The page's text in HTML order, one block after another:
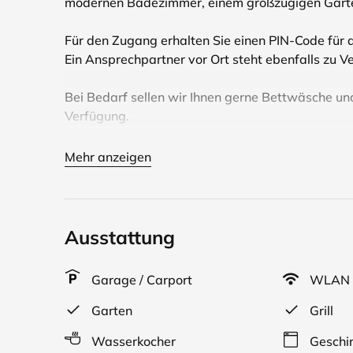
Für den Zugang erhalten Sie einen PIN-Code für
Ein Ansprechpartner vor Ort steht ebenfalls zu
Bei Bedarf sellen wir Ihnen gerne Bettwäsche
Verfügung.
Malerisch am Rande des Geestrückens liegt
Almdorf ist nur wenige Kilometer von der
von Ebbe und Flut im Nationalpark Schleswig-
können die Inseln und Halligen sein, die per
Gemeinde Ockholm (Schlüttsiel) sowie in Dagebüll.
modernen Badezimmer, einem großzügigen
Mehr anzeigen
Ausstattung
Garage / Carport WLAN
Garten
Grill
Wasserkocher